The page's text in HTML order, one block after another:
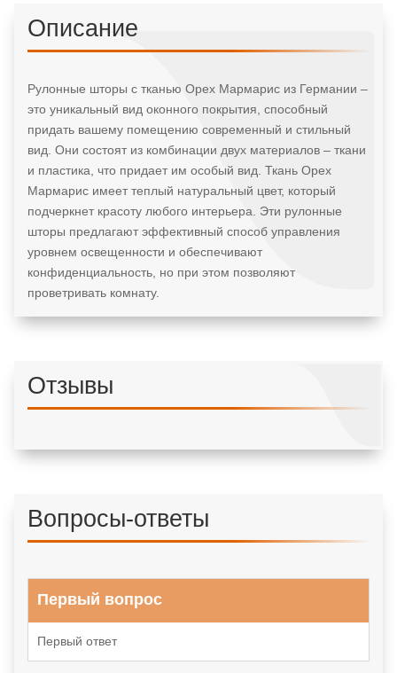
Описание
Рулонные шторы с тканью Орех Мармарис из Германии –
это уникальный вид оконного покрытия, способный
придать вашему помещению современный и стильный
вид. Они состоят из комбинации двух материалов – ткани
и пластика, что придает им особый вид. Ткань Орех
Мармарис имеет теплый натуральный цвет, который
подчеркнет красоту любого интерьера. Эти рулонные
шторы предлагают эффективный способ управления
уровнем освещенности и обеспечивают
конфиденциальность, но при этом позволяют
проветривать комнату.
Отзывы
Вопросы-ответы
Первый вопрос
Первый ответ